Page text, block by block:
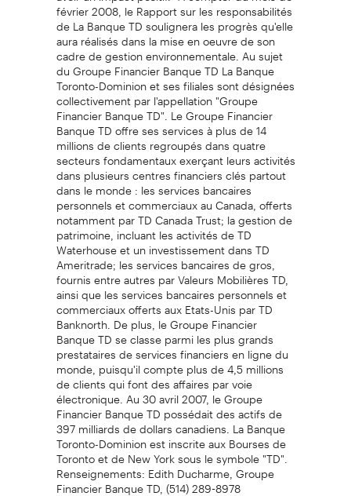
février 2008, le Rapport sur les responsabilités
de La Banque TD soulignera les progrès qu'elle
aura réalisés dans la mise en oeuvre de son
cadre de gestion environnementale. Au sujet
du Groupe Financier Banque TD La Banque
Toronto-Dominion et ses filiales sont désignées
collectivement par l'appellation "Groupe
Financier Banque TD". Le Groupe Financier
Banque TD offre ses services à plus de 14
millions de clients regroupés dans quatre
secteurs fondamentaux exerçant leurs activités
dans plusieurs centres financiers clés partout
dans le monde : les services bancaires
personnels et commerciaux au Canada, offerts
notamment par TD Canada Trust; la gestion de
patrimoine, incluant les activités de TD
Waterhouse et un investissement dans TD
Ameritrade; les services bancaires de gros,
fournis entre autres par Valeurs Mobilières TD,
ainsi que les services bancaires personnels et
commerciaux offerts aux Etats-Unis par TD
Banknorth. De plus, le Groupe Financier
Banque TD se classe parmi les plus grands
prestataires de services financiers en ligne du
monde, puisqu'il compte plus de 4,5 millions
de clients qui font des affaires par voie
électronique. Au 30 avril 2007, le Groupe
Financier Banque TD possédait des actifs de
397 milliards de dollars canadiens. La Banque
Toronto-Dominion est inscrite aux Bourses de
Toronto et de New York sous le symbole "TD".
Renseignements: Edith Ducharme, Groupe
Financier Banque TD, (514) 289-8978